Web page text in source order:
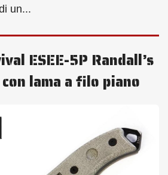
un...
ESEE-5P Randall’s
lama a filo piano